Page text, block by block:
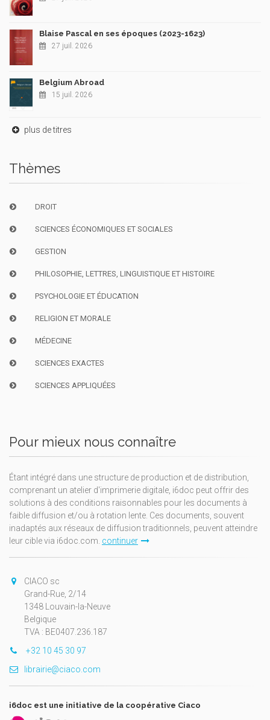
Blaise Pascal en ses époques (2023-1623)
27 juil. 2026
Belgium Abroad
15 juil. 2026
plus de titres
Thèmes
DROIT
SCIENCES ÉCONOMIQUES ET SOCIALES
GESTION
PHILOSOPHIE, LETTRES, LINGUISTIQUE ET HISTOIRE
PSYCHOLOGIE ET ÉDUCATION
RELIGION ET MORALE
MÉDECINE
SCIENCES EXACTES
SCIENCES APPLIQUÉES
Pour mieux nous connaître
Étant intégré dans une structure de production et de distribution,
comprenant un atelier d'imprimerie digitale, i6doc peut offrir des
solutions à des conditions raisonnables pour les documents à
faible diffusion et/ou à rotation lente. Ces documents, souvent
inadaptés aux réseaux de diffusion traditionnels, peuvent atteindre
leur cible via i6doc.com. continuer
CIACO sc
Grand-Rue, 2/14
1348 Louvain-la-Neuve
Belgique
TVA : BE0407.236.187
+32 10 45 30 97
librairie@ciaco.com
i6doc est une initiative de la coopérative Ciaco